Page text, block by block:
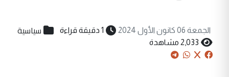
الجمعة 06 كانون الأول 2024 1 دقيقة قراءة سياسية
2,033 مشاهدة